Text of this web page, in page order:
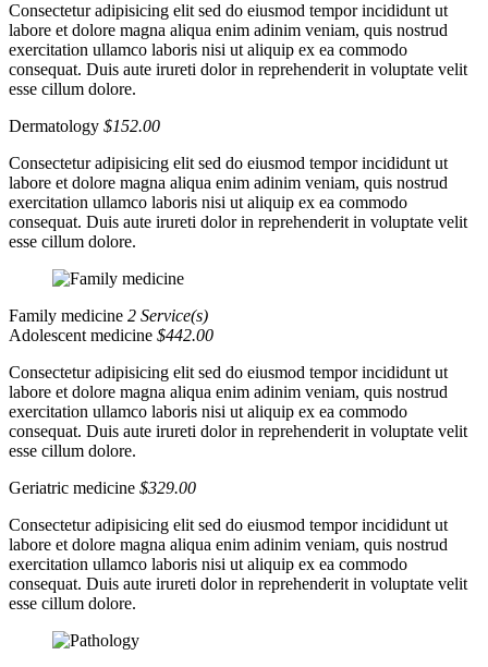
Consectetur adipisicing elit sed do eiusmod tempor incididunt ut
labore et dolore magna aliqua enim adinim veniam, quis nostrud
exercitation ullamco laboris nisi ut aliquip ex ea commodo
consequat. Duis aute irureti dolor in reprehenderit in voluptate velit
esse cillum dolore.
Dermatology $152.00
Consectetur adipisicing elit sed do eiusmod tempor incididunt ut
labore et dolore magna aliqua enim adinim veniam, quis nostrud
exercitation ullamco laboris nisi ut aliquip ex ea commodo
consequat. Duis aute irureti dolor in reprehenderit in voluptate velit
esse cillum dolore.
Family medicine 2 Service(s)
Adolescent medicine $442.00
Consectetur adipisicing elit sed do eiusmod tempor incididunt ut
labore et dolore magna aliqua enim adinim veniam, quis nostrud
exercitation ullamco laboris nisi ut aliquip ex ea commodo
consequat. Duis aute irureti dolor in reprehenderit in voluptate velit
esse cillum dolore.
Geriatric medicine $329.00
Consectetur adipisicing elit sed do eiusmod tempor incididunt ut
labore et dolore magna aliqua enim adinim veniam, quis nostrud
exercitation ullamco laboris nisi ut aliquip ex ea commodo
consequat. Duis aute irureti dolor in reprehenderit in voluptate velit
esse cillum dolore.